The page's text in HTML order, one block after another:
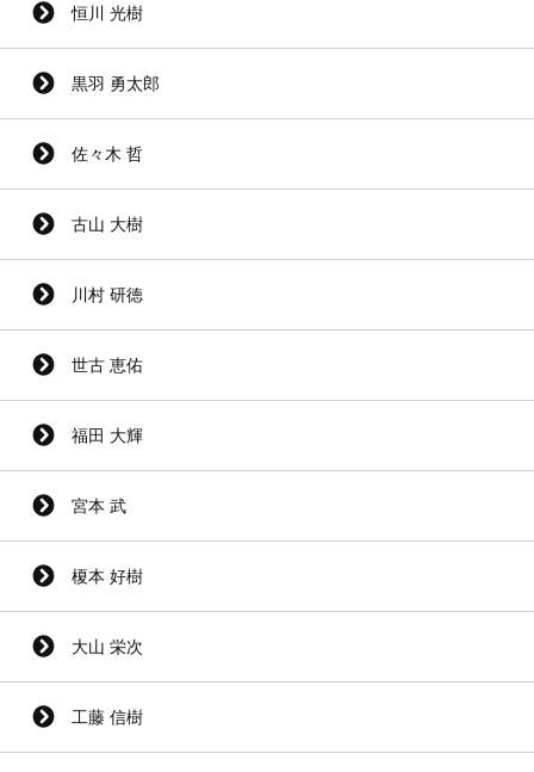
恒川 光樹
黒羽 勇太郎
佐々木 哲
古山 大樹
川村 研徳
世古 恵佑
福田 大輝
宮本 武
榎本 好樹
大山 栄次
工藤 信樹